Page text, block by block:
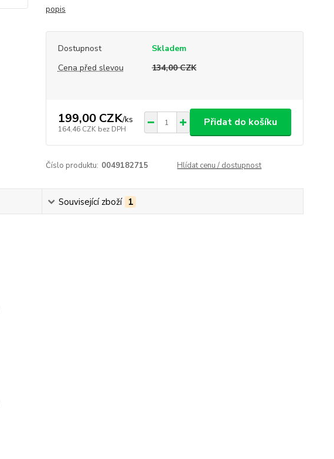
popis
Dostupnost
Skladem
Cena před slevou
134,00 CZK
199,00 CZK/ks
164,46 CZK bez DPH
Přidat do košíku
Číslo produktu: 0049182715 Hlídat cenu / dostupnost
Související zboží 1